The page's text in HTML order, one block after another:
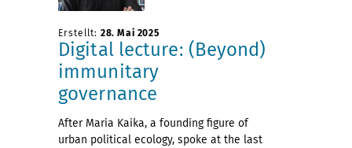
Erstellt: 28. Mai 2025
Digital lecture: (Beyond)
immunitary
governance
After Maria Kaika, a founding figure of
urban political ecology, spoke at the last